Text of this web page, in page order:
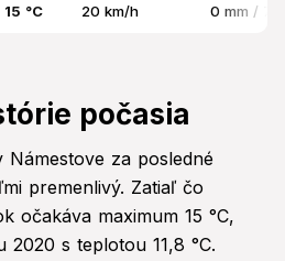
15 °C 20 km/h 0 mm /
počasia
za posledné
premenlivý. Zatiaľ čo
očakáva maximum 15 °C,
2020 s teplotou 11,8 °C.